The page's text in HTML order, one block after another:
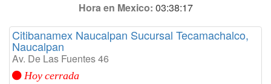
Hora en Mexico: 03:38:19
Citibanamex Naucalpan Sucursal Tecamachalco,
Naucalpan
Av. De Las Fuentes 46
Hoy cerrada